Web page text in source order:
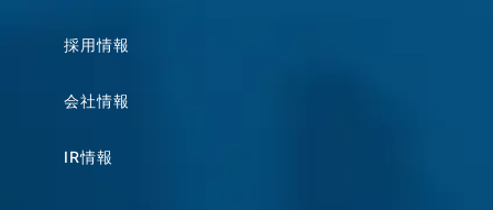
採用情報
会社情報
IR情報